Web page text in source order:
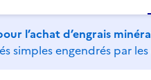
l’achat d’engrais
simples engendrés par